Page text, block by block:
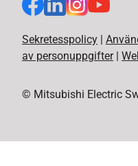
Sekretesspolicy |
av personuppgifter |
© Mitsubishi Electric